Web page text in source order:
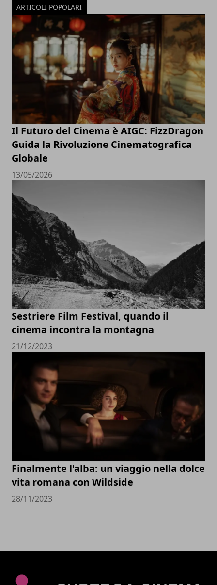
ARTICOLI POPOLARI
Il Futuro del Cinema è AIGC: FizzDragon
Guida la Rivoluzione Cinematografica
Globale
13/05/2026
Sestriere Film Festival, quando il
cinema incontra la montagna
21/12/2023
Finalmente l'alba: un viaggio nella dolce
vita romana con Wildside
28/11/2023